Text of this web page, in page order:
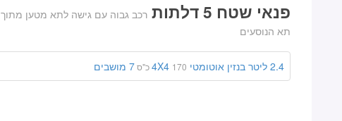
פנאי שטח 5 דלתות
רכב גבוה עם גישה לתא מטען מתוך
תא הנוסעים
2.4 ליטר בנזיןאוטומטי 4X4 170 כ"ס 7 מושבים